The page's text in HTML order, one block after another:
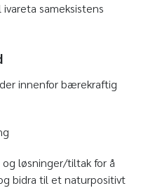
sameksistens
innenfor bærekraftig
løsninger/tiltak for å
bidra til et naturpositivt